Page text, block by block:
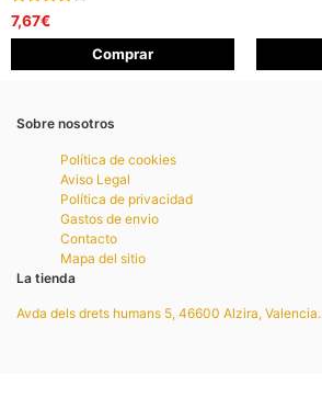
Valorado
con
7,67€
Comprar
Sobre nosotros
Política de cookies
Aviso Legal
Política de privacidad
Gastos de envio
Contacto
Mapa del sitio
La tienda
Avda dels drets humans 5, 46600 Alzira, Valencia.